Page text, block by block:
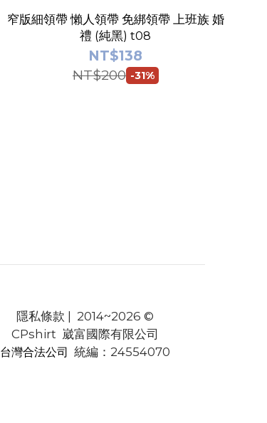
窄版細領帶 懶人領帶 免綁領帶 上班族 婚
禮 (純黑) t08
NT$138
NT$200 -31%
隱私條款 | 2014~2026 ©
CPshirt 崴富國際有限公司
台灣合法公司 統編：24554070